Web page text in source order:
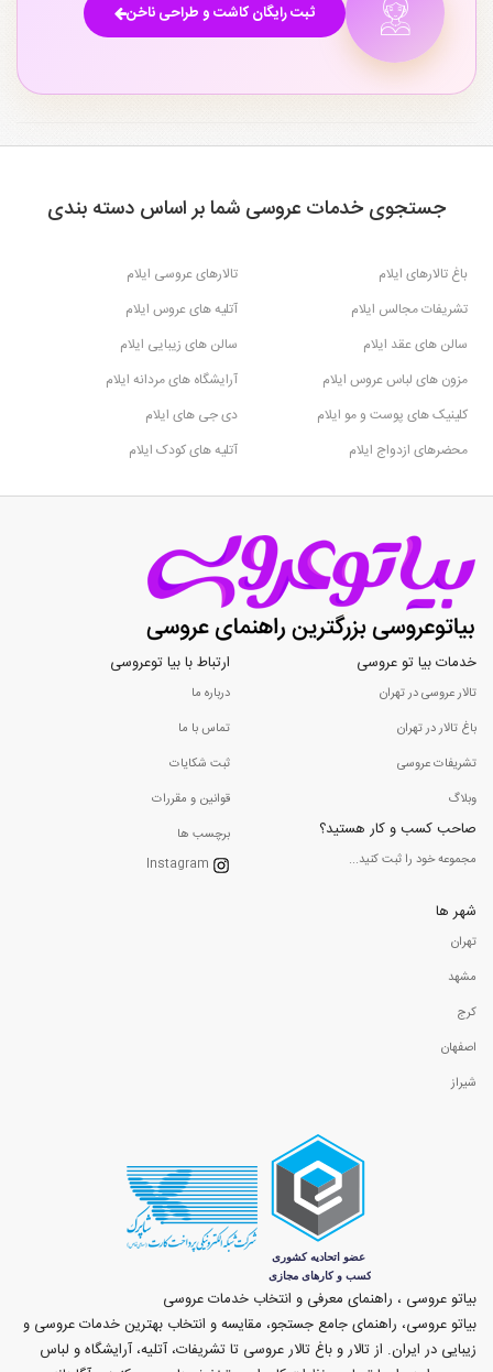
ثبت رایگان کاشت و طراحی ناخن
جستجوی خدمات عروسی شما بر اساس دسته بندی
باغ تالارهای ایلام
تالارهای عروسی ایلام
تشریفات مجالس ایلام
آتلیه های عروس ایلام
سالن های عقد ایلام
سالن های زیبایی ایلام
مزون های لباس عروس ایلام
آرایشگاه های مردانه ایلام
کلینیک های پوست و مو ایلام
دی جی های ایلام
محضرهای ازدواج ایلام
آتلیه های کودک ایلام
خدمات بیا تو عروسی
تالار عروسی در تهران
باغ تالار در تهران
تشریفات عروسی
وبلاگ
صاحب کسب و کار هستید؟
مجموعه خود را ثبت کنید...
ارتباط با بیا توعروسی
درباره ما
تماس با ما
ثبت شکایات
قوانین و مقررات
برچسب ها
Instagram
شهر ها
تهران
مشهد
کرج
اصفهان
شیراز
بیاتو عروسی ، راهنمای معرفی و انتخاب خدمات عروسی
بیاتو عروسی، راهنمای جامع جستجو، مقایسه و انتخاب بهترین خدمات عروسی و
زیبایی در ایران. از تالار و باغ تالار عروسی تا تشریفات، آتلیه، آرایشگاه و لباس